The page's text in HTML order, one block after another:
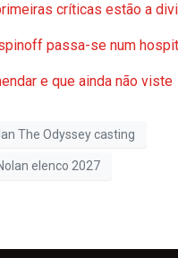
críticas estão a
passa-se num
e que ainda não viste
The Odyssey casting
elenco 2027